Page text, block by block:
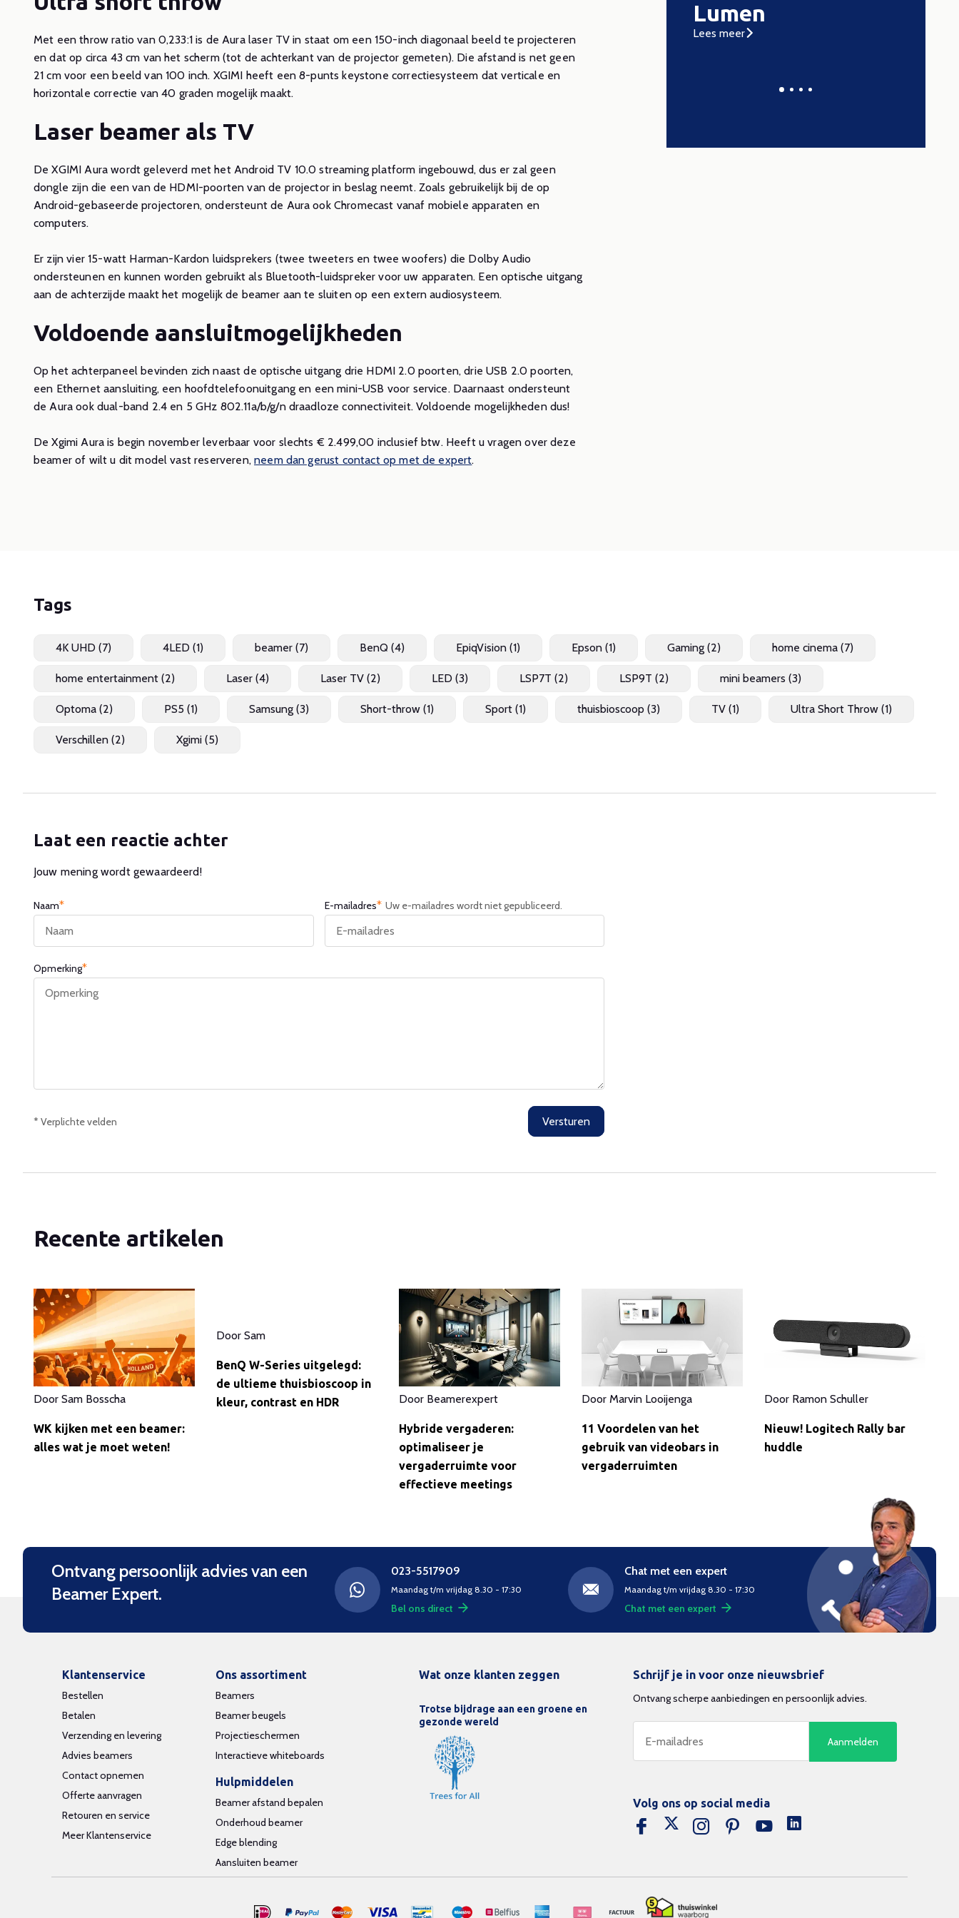
Met een throw ratio van 0,233:1 is de Aura laser TV in staat om een 150-inch diagonaal beeld te projecteren
en dat op circa 43 cm van het scherm (tot de achterkant van de projector gemeten). Die afstand is net geen
21 cm voor een beeld van 100 inch. XGIMI heeft een 8-punts keystone correctiesysteem dat verticale en
horizontale correctie van 40 graden mogelijk maakt.
Laser beamer als TV
De XGIMI Aura wordt geleverd met het Android TV 10.0 streaming platform ingebouwd, dus er zal geen
dongle zijn die een van de HDMI-poorten van de projector in beslag neemt. Zoals gebruikelijk bij de op
Android-gebaseerde projectoren, ondersteunt de Aura ook Chromecast vanaf mobiele apparaten en
computers.
Er zijn vier 15-watt Harman-Kardon luidsprekers (twee tweeters en twee woofers) die Dolby Audio
ondersteunen en kunnen worden gebruikt als Bluetooth-luidspreker voor uw apparaten. Een optische uitgang
aan de achterzijde maakt het mogelijk de beamer aan te sluiten op een extern audiosysteem.
Voldoende aansluitmogelijkheden
Op het achterpaneel bevinden zich naast de optische uitgang drie HDMI 2.0 poorten, drie USB 2.0 poorten,
een Ethernet aansluiting, een hoofdtelefoonuitgang en een mini-USB voor service. Daarnaast ondersteunt
de Aura ook dual-band 2.4 en 5 GHz 802.11a/b/g/n draadloze connectiviteit. Voldoende mogelijkheden dus!
De Xgimi Aura is begin november leverbaar voor slechts € 2.499,00 inclusief btw. Heeft u vragen over deze
beamer of wilt u dit model vast reserveren,neem dan gerust contact op met de expert.
beamer
Lees meer
laser TV
Lees meer
Lumen
Lees meer
Tags
4K UHD (7) 4LED (1) beamer (7) BenQ (4) EpiqVision (1) Epson (1) Gaming (2) home cinema (7)
home entertainment (2) Laser (4) Laser TV (2) LED (3) LSP7T (2) LSP9T (2) mini beamers (3)
Optoma (2) PS5 (1) Samsung (3) Short-throw (1) Sport (1) thuisbioscoop (3) TV (1) Ultra Short Throw (1)
Verschillen (2) Xgimi (5)
Laat een reactie achter
Jouw mening wordt gewaardeerd!
Naam* E-mailadres* Uw e-mailadres wordt niet gepubliceerd.
Opmerking*
* Verplichte velden Versturen
Recente artikelen
Door Sam Bosscha
WK kijken met een beamer:
alles wat je moet weten!
Door Sam
BenQ W-Series uitgelegd:
de ultieme thuisbioscoop in
kleur, contrast en HDR
Door Beamerexpert
Hybride vergaderen:
optimaliseer je
vergaderruimte voor
effectieve meetings
Door Marvin Looijenga
11 Voordelen van het
gebruik van videobars in
vergaderruimten
Door Ramon Schuller
Nieuw! Logitech Rally bar
huddle
Ontvang persoonlijk advies van een
Beamer Expert.
023-5517909
Maandag t/m vrijdag 8.30 - 17:30
Bel ons direct
Chat met een expert
Maandag t/m vrijdag 8.30 - 17:30
Chat met een expert
Klantenservice
Bestellen
Betalen
Verzending en levering
Advies beamers
Contact opnemen
Offerte aanvragen
Retouren en service
Meer Klantenservice
Ons assortiment
Beamers
Beamer beugels
Projectieschermen
Interactieve whiteboards
Hulpmiddelen
Beamer afstand bepalen
Onderhoud beamer
Edge blending
Aansluiten beamer
Wat onze klanten zeggen
Trotse bijdrage aan een groene en
gezonde wereld
Schrijf je in voor onze nieuwsbrief
Ontvang scherpe aanbiedingen en persoonlijk advies.
Aanmelden
Volg ons op social media